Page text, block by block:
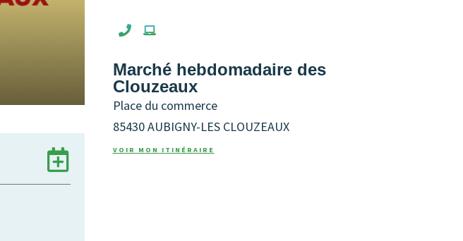
Ajouter
à
Marché hebdomadaire des
Clouzeaux
Place du commerce
85430AUBIGNY-LES CLOUZEAUX
VOIR MON ITINÉRAIRE